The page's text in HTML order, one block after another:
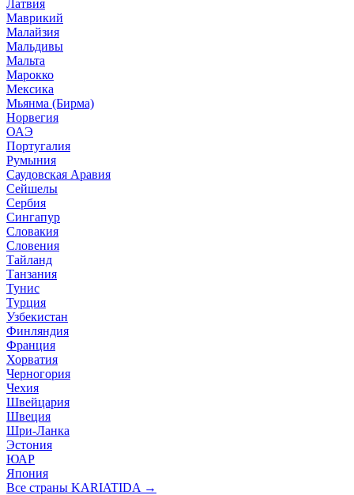
Латвия
Маврикий
Малайзия
Мальдивы
Мальта
Марокко
Мексика
Мьянма (Бирма)
Норвегия
ОАЭ
Португалия
Румыния
Саудовская Аравия
Сейшелы
Сербия
Сингапур
Словакия
Словения
Тайланд
Танзания
Тунис
Турция
Узбекистан
Финляндия
Франция
Хорватия
Черногория
Чехия
Швейцария
Швеция
Шри-Ланка
Эстония
ЮАР
Япония
Все страны KARIATIDA →